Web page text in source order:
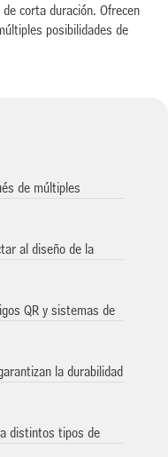
corta duración. Ofrecen
posibilidades de
de múltiples
al diseño de la
QR y sistemas de
la durabilidad
distintos tipos de